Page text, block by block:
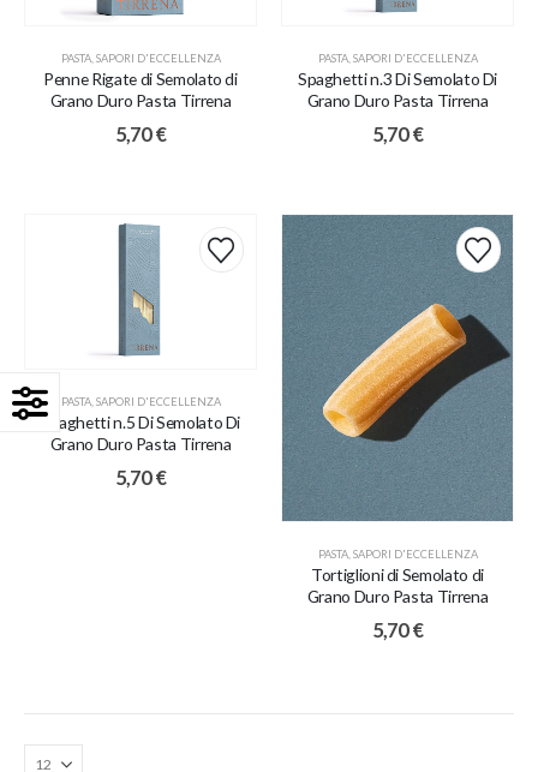
PASTA,SAPORI D'ECCELLENZA
Penne Rigate di Semolato di
Grano Duro Pasta Tirrena
5,70€
PASTA,SAPORI D'ECCELLENZA
Spaghetti n.3 Di Semolato Di
Grano Duro Pasta Tirrena
5,70€
PASTA,SAPORI D'ECCELLENZA
Spaghetti n.5 Di Semolato Di
Grano Duro Pasta Tirrena
5,70€
PASTA, SAPORI D'ECCELLENZA
Tortiglioni di Semolato di
Grano Duro Pasta Tirrena
5,70€